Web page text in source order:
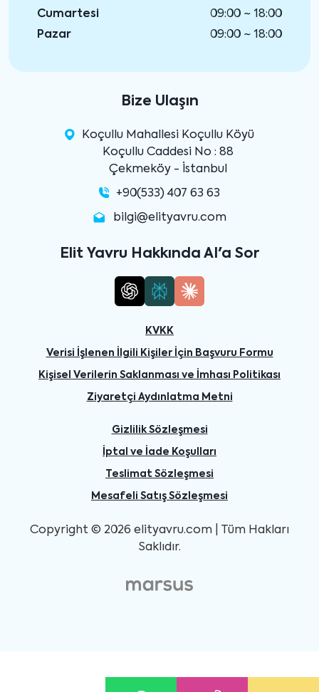
Cumartesi
09:00 ~ 18:00
Pazar
09:00 ~ 18:00
Bize Ulaşın
Koçullu Mahallesi Koçullu Köyü
Koçullu Caddesi No : 88
Çekmeköy - İstanbul
+90(533) 407 63 63
bilgi@elityavru.com
Elit Yavru Hakkında AI'a Sor
KVKK
Verisi İşlenen İlgili Kişiler İçin Başvuru Formu
Kişisel Verilerin Saklanması ve İmhası Politikası
Ziyaretçi Aydınlatma Metni
Gizlilik Sözleşmesi
İptal ve İade Koşulları
Teslimat Sözleşmesi
Mesafeli Satış Sözleşmesi
Copyright © 2026 elityavru.com | Tüm Hakları
Saklıdır.